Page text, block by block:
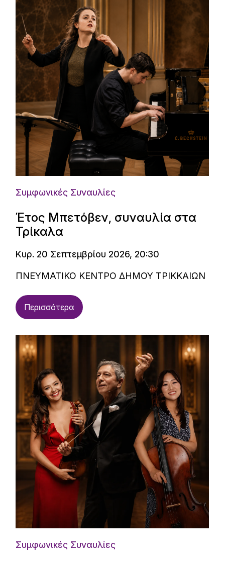
Συμφωνικές Συναυλίες
Έτος Μπετόβεν, συναυλία στα
Τρίκαλα
Κυρ. 20 Σεπτεμβρίου 2026, 20:30
ΠΝΕΥΜΑΤΙΚΟ ΚΕΝΤΡΟ ΔΗΜΟΥ ΤΡΙΚΚΑΙΩΝ
Περισσότερα
Συμφωνικές Συναυλίες